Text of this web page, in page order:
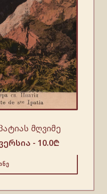
მღვიმე
- 10.0₾